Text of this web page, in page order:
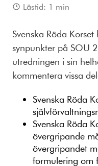
Lästid: 1 min
Svenska Röda
synpunkter på SOU
utredningen i sin
kommentera vissa
Svenska Röda
Svenska Röda
övergripande
övergripandet
formulering om